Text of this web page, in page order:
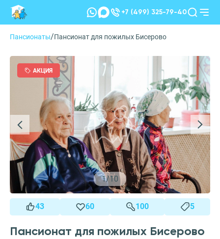
+7 (499) 325-79-40
Пансионаты/Пансионат для пожилых Бисерово
1/10
АКЦИЯ
43 60 100 5
Пансионат для пожилых Бисерово